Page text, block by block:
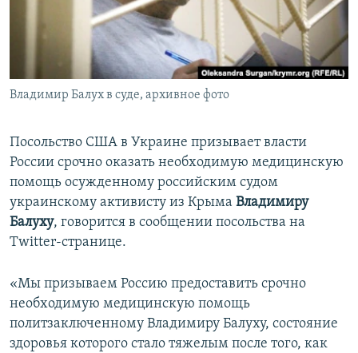
ПОБЕДИТЕЛЕЙ НЕ СУДЯТ?
КРЫМ.НЕПОКОРЕННЫЙ
УКРАИНСКАЯ ПРОБЛЕМА КРЫМА
ПРИСОЕДИНЯЙТЕСЬ!
Владимир Балух в суде, архивное фото
Посольство США в Украине призывает власти
России срочно оказать необходимую медицинскую
помощь осужденному российским судом
украинскому активисту из Крыма Владимиру
Балуху, говорится в сообщении посольства на
Twitter-странице.
«Мы призываем Россию предоставить срочно
необходимую медицинскую помощь
политзаключенному Владимиру Балуху, состояние
здоровья которого стало тяжелым после того, как